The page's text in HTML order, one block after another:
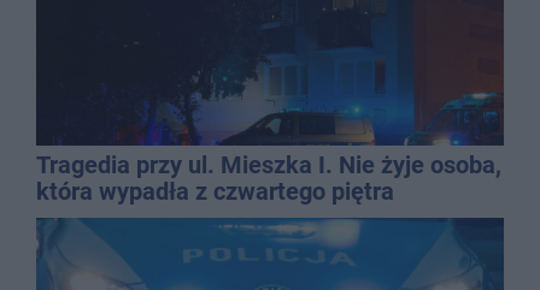
Tragedia przy ul. Mieszka I. Nie żyje osoba,
która wypadła z czwartego piętra